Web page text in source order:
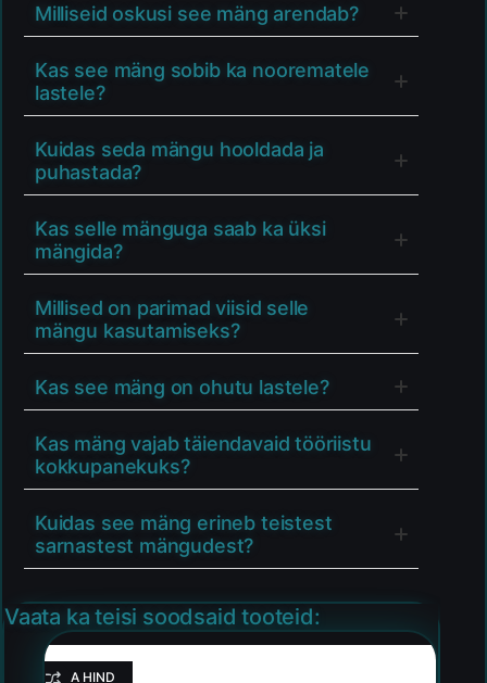
Milliseid oskusi see mäng arendab?
Kas see mäng sobib ka noorematele
lastele?
Kuidas seda mängu hooldada ja
puhastada?
Kas selle mänguga saab ka üksi
mängida?
Millised on parimad viisid selle
mängu kasutamiseks?
Kas see mäng on ohutu lastele?
Kas mäng vajab täiendavaid tööriistu
kokkupanekuks?
Kuidas see mäng erineb teistest
sarnastest mängudest?
Vaata ka teisi soodsaid tooteid:
HEA HIND